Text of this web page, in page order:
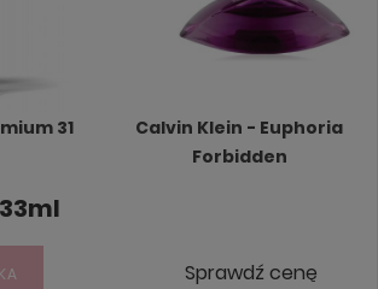
31
Calvin Klein - Euphoria
Forbidden
Sprawdź cenę